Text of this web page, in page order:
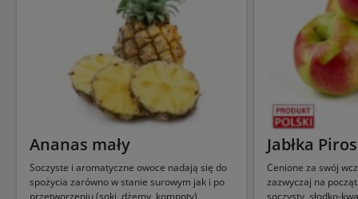
Ananas mały
Soczyste i aromatyczne owoce nadają się do
spożycia zarówno w stanie surowym jak i po
przetworzeniu (soki, dżemy, kompoty).
Jabłka Piros
Cenione za swój
zazwyczaj na
soczysty, słodko-